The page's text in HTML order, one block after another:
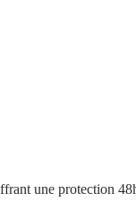
une protection